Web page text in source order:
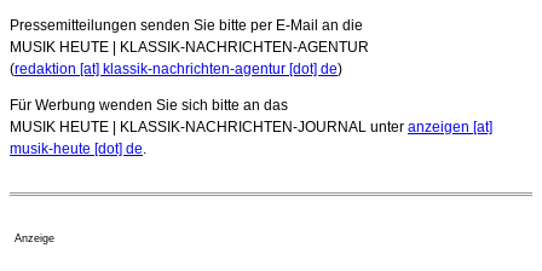
Pressemitteilungen senden Sie bitte per E-Mail an die
MUSIK HEUTE | KLASSIK-NACHRICHTEN-AGENTUR
(redaktion [at] klassik-nachrichten-agentur [dot] de)
Für Werbung wenden Sie sich bitte an das
MUSIK HEUTE | KLASSIK-NACHRICHTEN-JOURNAL unter anzeigen [at]
musik-heute [dot] de.
Anzeige